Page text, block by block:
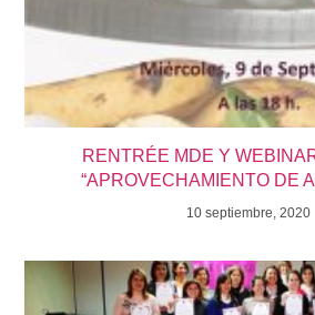
RENTRÉE MDE Y
“APROVECHAMIENTO DE
10 septiembre, 2020